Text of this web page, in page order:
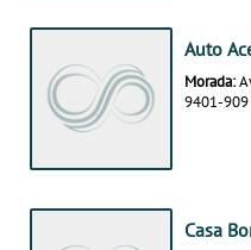
Auto
Morada:
9401-909
Casa